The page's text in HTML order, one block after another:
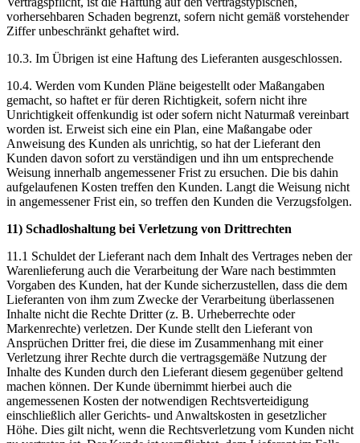
vorhersehbaren Schaden begrenzt, sofern nicht gemäß vorstehender
Ziffer unbeschränkt gehaftet wird.
10.3. Im Übrigen ist eine Haftung des Lieferanten ausgeschlossen.
10.4. Werden vom Kunden Pläne beigestellt oder Maßangaben
gemacht, so haftet er für deren Richtigkeit, sofern nicht ihre
Unrichtigkeit offenkundig ist oder sofern nicht Naturmaß vereinbart
worden ist. Erweist sich eine ein Plan, eine Maßangabe oder
Anweisung des Kunden als unrichtig, so hat der Lieferant den
Kunden davon sofort zu verständigen und ihn um entsprechende
Weisung innerhalb angemessener Frist zu ersuchen. Die bis dahin
aufgelaufenen Kosten treffen den Kunden. Langt die Weisung nicht
in angemessener Frist ein, so treffen den Kunden die Verzugsfolgen.
11) Schadloshaltung bei Verletzung von Drittrechten
11.1 Schuldet der Lieferant nach dem Inhalt des Vertrages neben der
Warenlieferung auch die Verarbeitung der Ware nach bestimmten
Vorgaben des Kunden, hat der Kunde sicherzustellen, dass die dem
Lieferanten von ihm zum Zwecke der Verarbeitung überlassenen
Inhalte nicht die Rechte Dritter (z. B. Urheberrechte oder
Markenrechte) verletzen. Der Kunde stellt den Lieferant von
Ansprüchen Dritter frei, die diese im Zusammenhang mit einer
Verletzung ihrer Rechte durch die vertragsgemäße Nutzung der
Inhalte des Kunden durch den Lieferant diesem gegenüber geltend
machen können. Der Kunde übernimmt hierbei auch die
angemessenen Kosten der notwendigen Rechtsverteidigung
einschließlich aller Gerichts- und Anwaltskosten in gesetzlicher
Höhe. Dies gilt nicht, wenn die Rechtsverletzung vom Kunden nicht